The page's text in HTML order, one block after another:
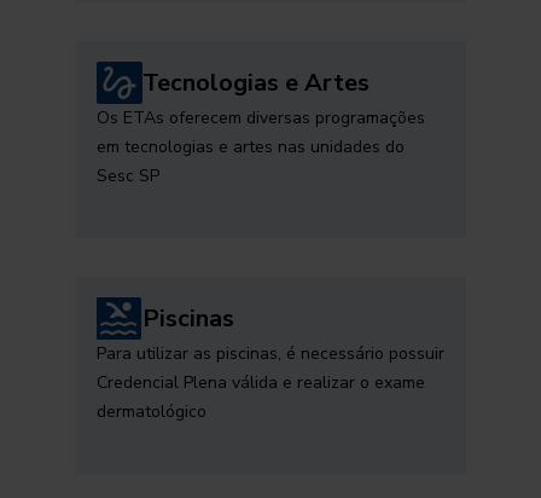
Tecnologias e Artes
Os ETAs oferecem diversas programações
em tecnologias e artes nas unidades do
Sesc SP
Piscinas
Para utilizar as piscinas, é necessário possuir
Credencial Plena válida e realizar o exame
dermatológico